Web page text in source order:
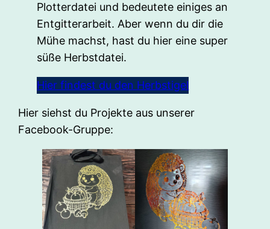
Plotterdatei und bedeutete einiges an
Entgitterarbeit. Aber wenn du dir die
Mühe machst, hast du hier eine super
süße Herbstdatei.
Hier findest du den Herbstigel
Hier siehst du Projekte aus unserer
Facebook-Gruppe: